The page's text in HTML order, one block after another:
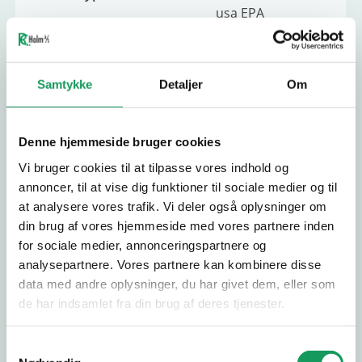
Samtykke Detaljer Om
Denne hjemmeside bruger cookies
Vi bruger cookies til at tilpasse vores indhold og
annoncer, til at vise dig funktioner til sociale medier og til
at analysere vores trafik. Vi deler også oplysninger om
din brug af vores hjemmeside med vores partnere inden
for sociale medier, annonceringspartnere og
analysepartnere. Vores partnere kan kombinere disse
data med andre oplysninger, du har givet dem, eller som
de har indsamlet fra din brug af deres tjenester.
monteret med fodpedal styret dobbelt hydrauliske
udtag på arm, til evt pælebor ,oprydningshammer .
skovklo og andet hydraulisk udstyr.
Leveringsinfo :
Leveres KLAR TIL BRUG.
Klargjort påfyldt med motorolie og hydraulik olie
usa EPA
godkendt.
Slagvolumen [cm3]
302
Startsystem
Max Hastighed
1,8 km/h
Brændstoftype
Benzin min
92ron eller
aspen 4takt .
Brændstofkapacitet
[L]
5,5 liter